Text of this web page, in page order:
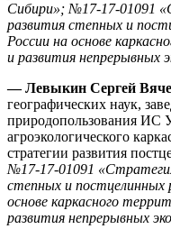
Сибири»; №17-17-01091
развития степных и
России на основе
и развития непрерывных
— Левыкин Сергей
географических наук,
природопользования ИС
агроэкологического
стратегии развития
№17-17-01091
степных и постцелинных
основе каркасного
развития непрерывных